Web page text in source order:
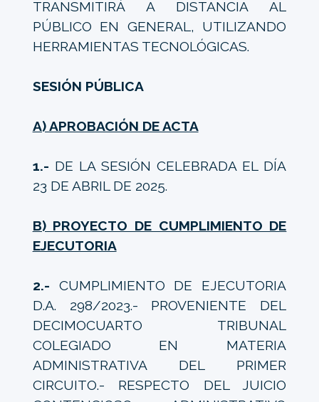
TRANSMITIRÁ A DISTANCIA AL
PÚBLICO EN GENERAL, UTILIZANDO
HERRAMIENTAS TECNOLÓGICAS.
SESIÓN PÚBLICA
A) APROBACIÓN DE ACTA
1.- DE LA SESIÓN CELEBRADA EL DÍA
23 DE ABRIL DE 2025.
B) PROYECTO DE CUMPLIMIENTO DE
EJECUTORIA
2.- CUMPLIMIENTO DE EJECUTORIA
D.A. 298/2023.- PROVENIENTE DEL
DECIMOCUARTO TRIBUNAL
COLEGIADO EN MATERIA
ADMINISTRATIVA DEL PRIMER
CIRCUITO.- RESPECTO DEL JUICIO